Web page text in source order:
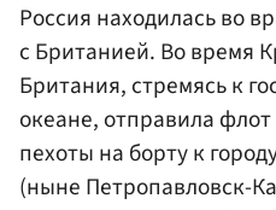
Россия находилась во
с Британией. Во время
Британия, стремясь к
океане, отправила
пехоты на борту к
(ныне Петропавловск-